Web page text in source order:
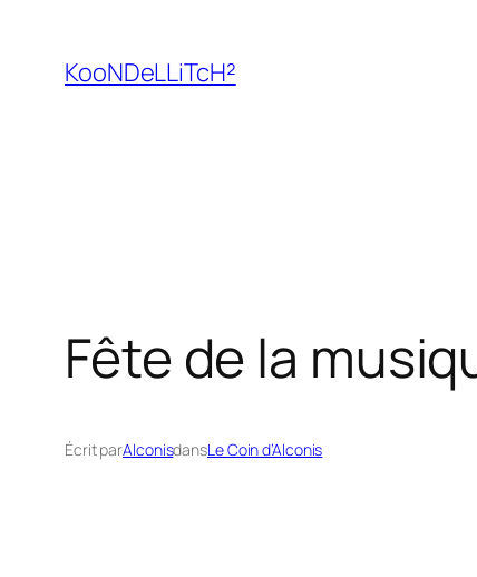
contenu
KooNDeLLiTcH²
Fête de la
Écrit parAlconisdansLe Coin d’Alconis